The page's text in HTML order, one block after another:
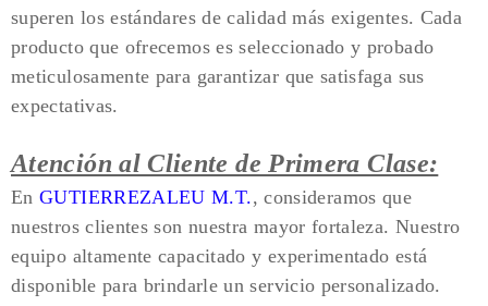
superen los estándares de calidad más exigentes. Cada
producto que ofrecemos es seleccionado y probado
meticulosamente para garantizar que satisfaga sus
expectativas.
Atención al Cliente de Primera Clase:
EnGUTIERREZALEU M.T., consideramos que
nuestros clientes son nuestra mayor fortaleza. Nuestro
equipo altamente capacitado y experimentado está
disponible para brindarle un servicio personalizado.